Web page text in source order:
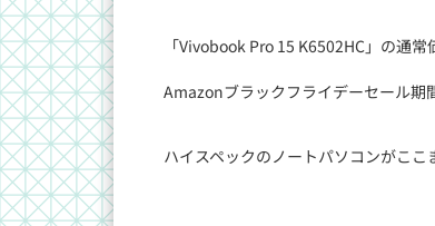
「Vivobook Pro 15 K6502HC」の通
Amazonブラックフライデーセール期
ハイスペックのノートパソコンがここ